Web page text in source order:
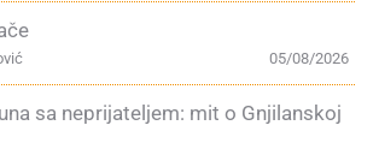
05/08/2026
sa neprijateljem: mit o Gnjilanskoj